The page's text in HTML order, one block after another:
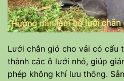
Lưới chắn gió cho vải có cấu
thành các ô lưới nhỏ, giúp
phép không khí lưu thông.